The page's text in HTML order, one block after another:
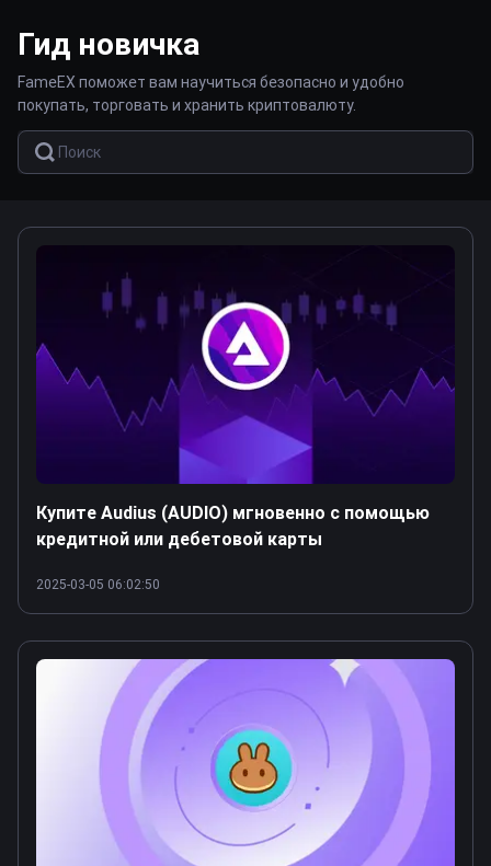
Гид новичка
FameEX поможет вам научиться безопасно и удобно
покупать, торговать и хранить криптовалюту.
Купите Audius (AUDIO) мгновенно с помощью
кредитной или дебетовой карты
2025-03-05 06:02:50